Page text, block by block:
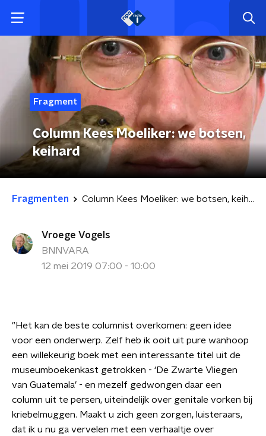
Fragment
Column Kees Moeliker: we botsen,
keihard
Fragmenten Column Kees Moeliker: we botsen, keihard
Vroege Vogels
BNNVARA
12 mei 2019 07:00 - 10:00
"Het kan de beste columnist overkomen: geen idee
voor een onderwerp. Zelf heb ik ooit uit pure wanhoop
een willekeurig boek met een interessante titel uit de
museumboekenkast getrokken - ‘De Zwarte Vliegen
van Guatemala’ - en mezelf gedwongen daar een
column uit te persen, uiteindelijk over genitale vorken bij
kriebelmuggen. Maakt u zich geen zorgen, luisteraars,
dat ik u nu ga vervelen met een verhaaltje over